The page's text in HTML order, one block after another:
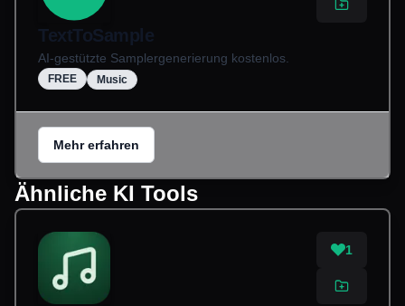
TextToSample
AI-gestützte Samplergenerierung kostenlos.
FREE Music
Mehr erfahren
Ähnliche KI Tools
1